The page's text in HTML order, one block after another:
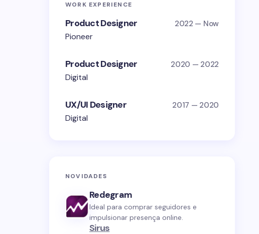
WORK EXPERIENCE
Product Designer 2022 — Now
Pioneer
Product Designer 2020 — 2022
Digital
UX/UI Designer 2017 — 2020
Digital
NOVIDADES
Redegram
Ideal para comprar seguidores e
impulsionar presença online.
Sirus